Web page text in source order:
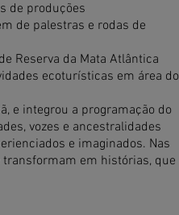
de produções
de palestras e rodas de
Reserva da Mata Atlântica
ecoturísticas em área do
e integrou a programação do
vozes e ancestralidades
e imaginados. Nas
transformam em histórias, que